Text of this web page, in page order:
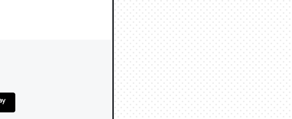
ニケーションが劇的に変化し